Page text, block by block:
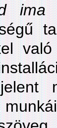
ima